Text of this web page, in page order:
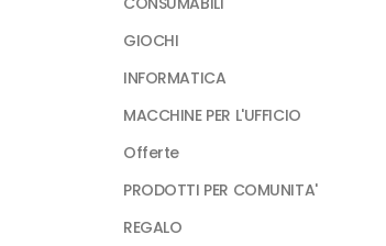
GIOCHI
INFORMATICA
MACCHINE PER L'UFFICIO
Offerte
PRODOTTI PER COMUNITA'
REGALO